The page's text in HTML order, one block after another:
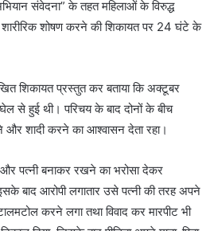
संवेदना” के तहत महिलाओं के विरुद्ध
शारीरिक शोषण करने की शिकायत पर 24 घंटे के
शिकायत प्रस्तुत कर बताया कि अक्टूबर
हुई थी। परिचय के बाद दोनों के बीच
और शादी करने का आश्वासन देता रहा।
पत्नी बनाकर रखने का भरोसा देकर
बाद आरोपी लगातार उसे पत्नी की तरह अपने
करने लगा तथा विवाद कर मारपीट भी